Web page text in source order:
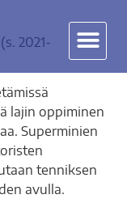
(s. 2021-
lajin oppiminen
Superminien
tenniksen
avulla.